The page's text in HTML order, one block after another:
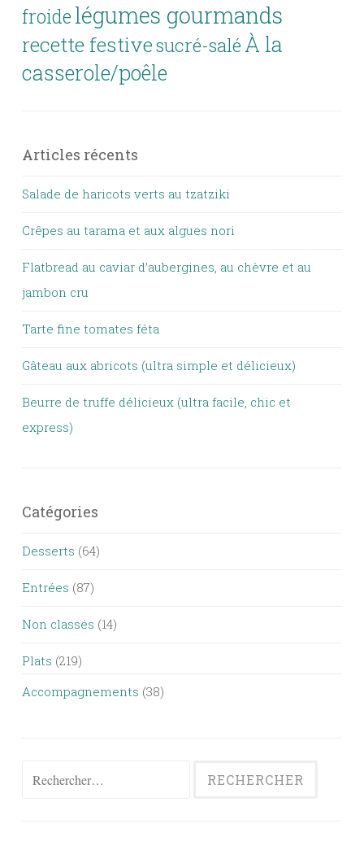
froide légumes gourmands
recette festivesucré-salé À la
casserole/poêle
Articles récents
Salade de haricots verts au tzatziki
Crêpes au tarama et aux algues nori
Flatbread au caviar d’aubergines, au chèvre et au
jambon cru
Tarte fine tomates féta
Gâteau aux abricots (ultra simple et délicieux)
Beurre de truffe délicieux (ultra facile, chic et
express)
Catégories
Desserts (64)
Entrées (87)
Non classés (14)
Plats (219)
Accompagnements (38)
Rechercher :